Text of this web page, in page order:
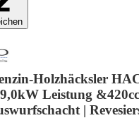
Holzhäcksler
Leistung
|